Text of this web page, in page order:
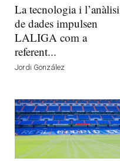
La tecnologia i l’anàlisi
de dades impulsen
LALIGA com a
referent...
Jordi González